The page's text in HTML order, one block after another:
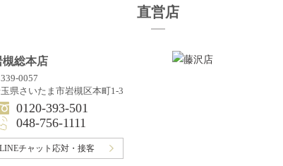
直営店
槻総本店
0057
県さいたま市岩槻区本町1-3
0120-393-501
048-756-1111
LINEチャット応対・接客